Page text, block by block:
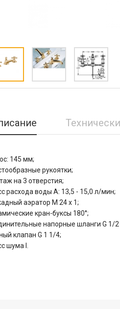
145 мм;
рукоятки;
на 3 отверстия;
расхода воды A: 13,5 - 15,0 л/мин;
аэратор M 24 x 1;
кран-буксы 180°;
напорные шланги G 1/
клапан G 1 1/4;
шума I.